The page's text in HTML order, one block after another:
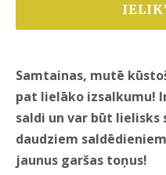
Samtainas, mutē
pat lielāko izsalkumu!
saldi un var būt
daudziem
jaunus garšas toņus!